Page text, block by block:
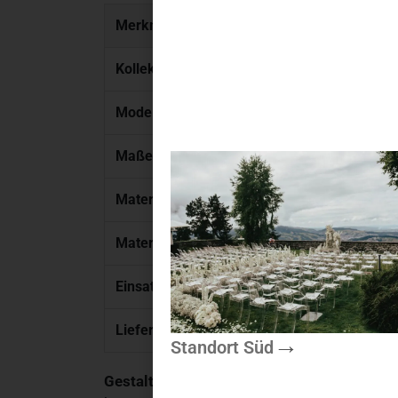
Merkmal
Kollektion
Modell
Maße (B x T)
Material Gestell
Material Bezug
Einsatzbereich
Lieferumfang
Gestaltungstipp:
Nutzen Sie den Sessel
Standort Süd